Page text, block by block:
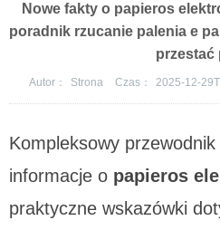
Nowe fakty o papieros
poradnik rzucanie palenia e
przestać
Autor： Strona Czas： 2025-12-
Kompleksowy
informacje o papieros
praktyczne wskazówki